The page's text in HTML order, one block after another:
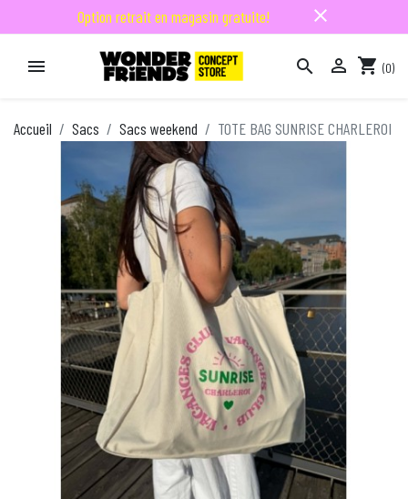
Option retrait en magasin gratuite! close
   shopping_cart (0)
Accueil Sacs Sacs weekend TOTE BAG SUNRISE CHARLEROI